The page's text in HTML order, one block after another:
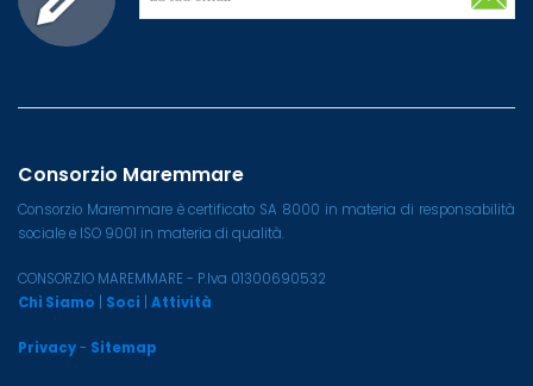
Consorzio Maremmare
Consorzio Maremmare è certificato SA 8000 in materia di responsabilità
sociale e ISO 9001 in materia di qualità.
CONSORZIO MAREMMARE - P.Iva 01300690532
Chi Siamo
Soci Attività
Privacy- Sitemap